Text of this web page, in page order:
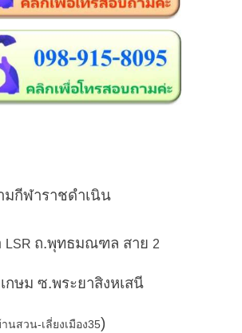
กีฬาราชดำเนิน
LSR ถ.พุทธมณฑล สาย 2
กษม ซ.พระยาสิงหเสนี
นสวน-เลี่ยงเมือง35)